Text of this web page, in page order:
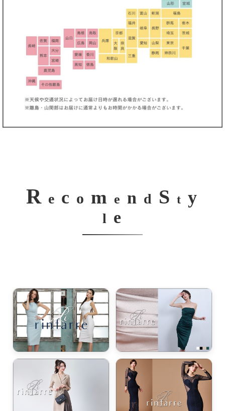
R e c o m e n d S t y
l e